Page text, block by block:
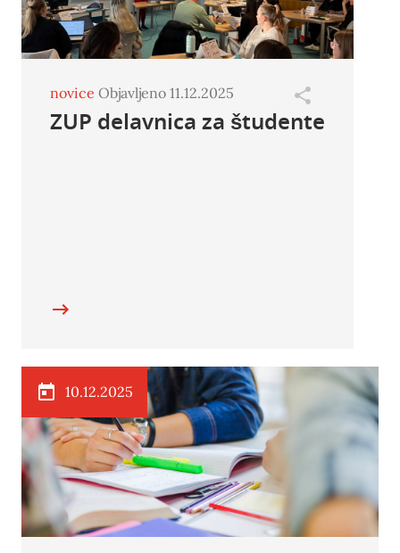
novice Objavljeno 11.12.2025
ZUP delavnica za študente
10.12.2025